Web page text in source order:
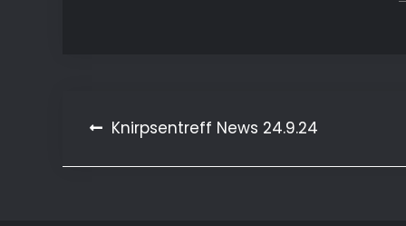
Beitragsnavigation
Knirpsentreff News 24.9.24